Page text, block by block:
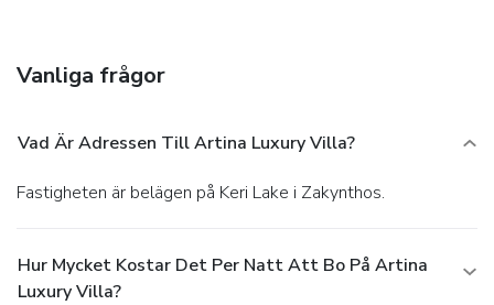
Vanliga frågor
Vad Är Adressen Till Artina Luxury Villa?
Fastigheten är belägen på Keri Lake i Zakynthos.
Hur Mycket Kostar Det Per Natt Att Bo På Artina
Luxury Villa?